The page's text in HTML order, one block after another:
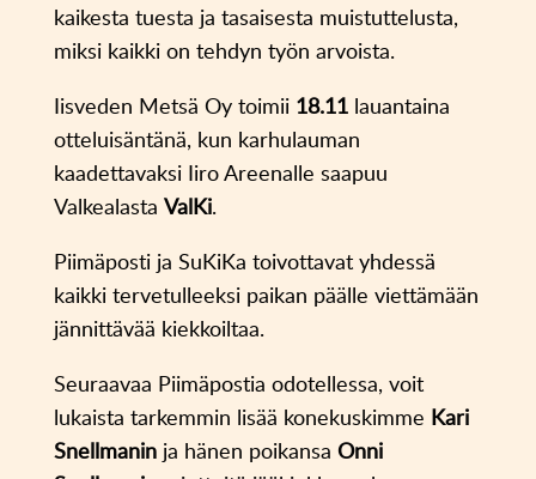
kaikesta tuesta ja tasaisesta muistuttelusta,
miksi kaikki on tehdyn työn arvoista.
Iisveden Metsä Oy toimii 18.11lauantaina
otteluisäntänä, kun karhulauman
kaadettavaksi Iiro Areenalle saapuu
Valkealasta ValKi.
Piimäposti ja SuKiKa toivottavat yhdessä
kaikki tervetulleeksi paikan päälle viettämään
jännittävää kiekkoiltaa.
Seuraavaa Piimäpostia odotellessa, voit
lukaista tarkemmin lisää konekuskimme Kari
Snellmaninja hänen poikansa Onni